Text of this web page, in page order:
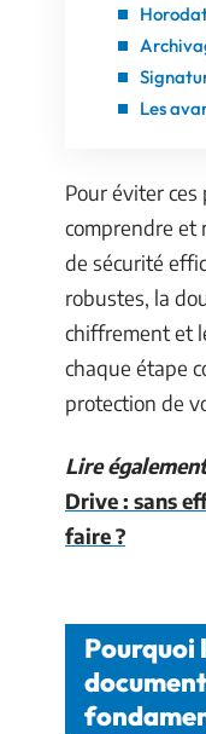
Les
Pour éviter
comprendre et
de sécurité
robustes, la
chiffrement et
chaque étape
protection de
Lire
Drive : sans
faire ?
Pourquoi